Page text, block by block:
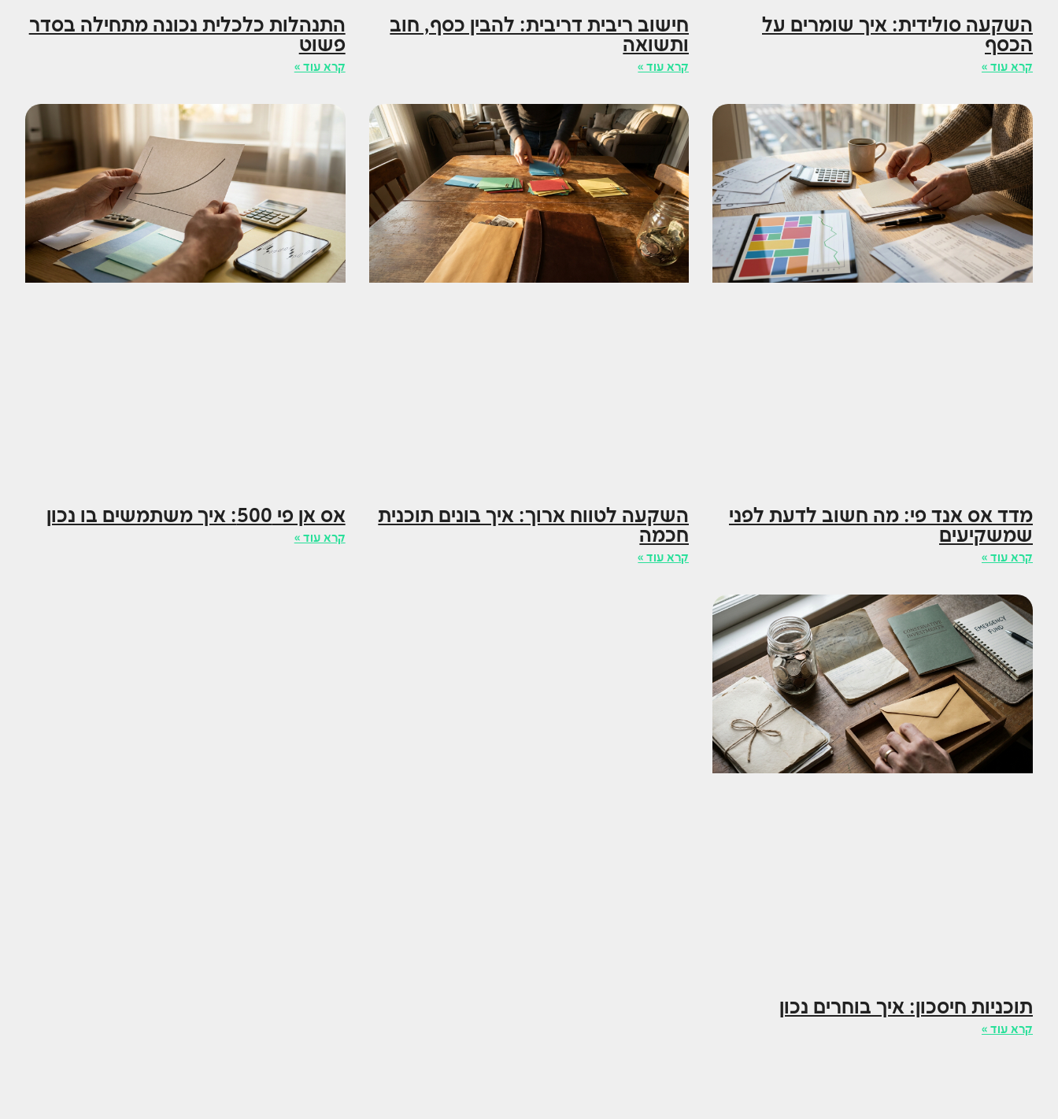
השקעה סולידית: איך שומרים על
הכסף
קרא עוד »
חישוב ריבית דריבית: להבין כסף, חוב
ותשואה
קרא עוד »
התנהלות כלכלית נכונה מתחילה בסדר
פשוט
קרא עוד »
מדד אס אנד פי: מה חשוב לדעת לפני
שמשקיעים
קרא עוד »
השקעה לטווח ארוך: איך בונים תוכנית
חכמה
קרא עוד »
אס אן פי 500: איך משתמשים בו נכון
קרא עוד »
תוכניות חיסכון: איך בוחרים נכון
קרא עוד »